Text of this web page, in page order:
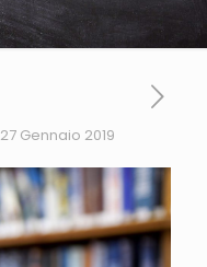
27 Gennaio 2019